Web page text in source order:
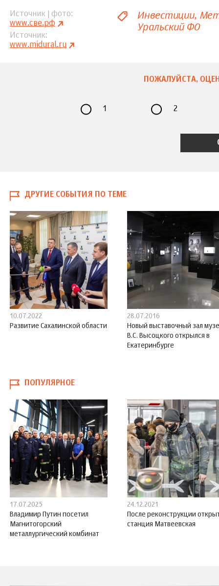
Источник | фото
www.све.рф
Источник
www.midural.ru
Инвестиции
Уральский ФО
ПОЖАЛУЙСТА,
1 2
ДРУГИЕ СОБЫТИЯ ПО ТЕМЕ
10.07.2022
Развитие Сахалинской области
28.07.2016
Новый выставочный зал
В.С. Высоцкого открылся в
Екатеринбурге
ПОПУЛЯРНОЕ
17.07.2025
Владимир Путин посетил
Магнитогорский
металлургический комбинат
24.12.2021
После реконструкции
станция Матвеевская